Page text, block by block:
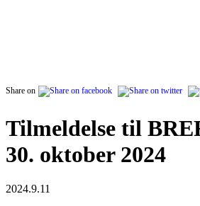
Share on
Tilmeldelse til
30. oktober 2024
2024.9.11